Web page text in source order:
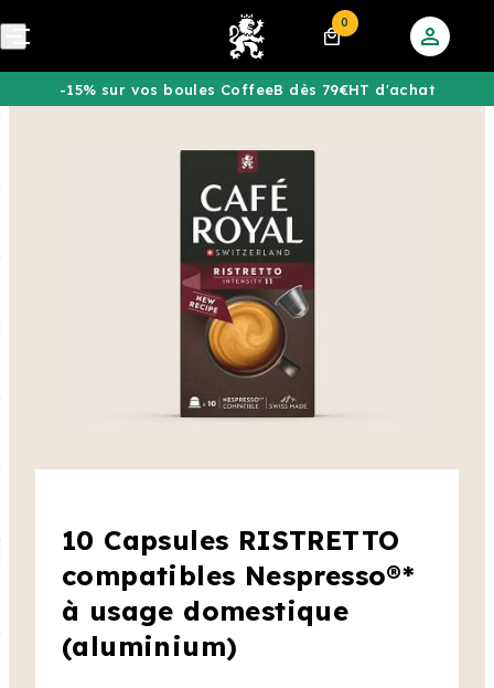
0
-15% sur vos boules CoffeeB dès 79€HT d'achat
10 Capsules RISTRETTO
compatibles Nespresso®*
à usage domestique
(aluminium)